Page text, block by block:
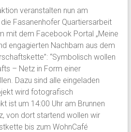
veranstalten nun am
Fasanenhofer Quartiersarbeit
mit dem Facebook Portal „Meine
engagierten Nachbarn aus dem
“Symbolisch wollen
– Netz in Form einer
Dazu sind alle eingeladen
wird fotografisch
ist um 14:00 Uhr am Brunnen
von dort startend wollen wir
bis zum WohnCafé